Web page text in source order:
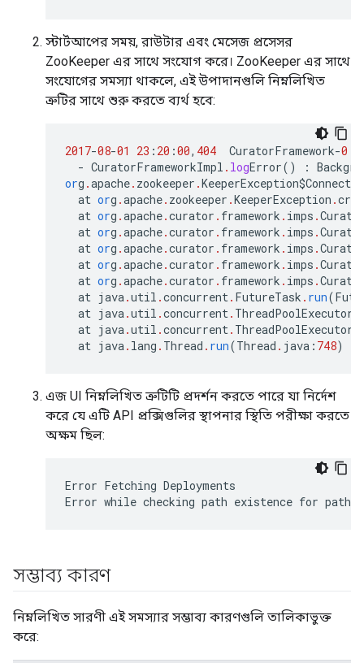
স্টার্টআপের সময়, রাউটার এবং মেসেজ প্রসেসর
ZooKeeper এর সাথে সংযোগ করে। ZooKeeper এর সাথে
সংযোগের সমস্যা থাকলে, এই উপাদানগুলি নিম্নলিখিত
ত্রুটির সাথে শুরু করতে ব্যর্থ হবে:
2017-08-01 23 : 20 :00, 404 CuratorFramework-0
- CuratorFrameworkImpl . logError() :
org .apache. zookeeper .
at org .apache. zookeeper .KeeperException .
at org .apache.curator . framework . imps .
at org .apache.curator . framework . imps .
at org .apache.curator . framework . imps .
at org .apache.curator . framework . imps .
at org .apache.curator . framework . imps .
at java.util .concurrent. FutureTask . run(
at java.util .concurrent. ThreadPoolExecutor
at java.util .concurrent.
at java. lang . Thread . run(Thread . java : 748)
এজ UI নিম্নলিখিত ত্রুটিটি প্রদর্শন করতে পারে যা নির্দেশ
করে যে এটি API প্রক্সিগুলির স্থাপনার স্থিতি পরীক্ষা করতে
অক্ষম ছিল:
Error Fetching Deployments
Error while checking path existence for path:
সম্ভাব্য কারণ
নিম্নলিখিত সারণী এই সমস্যার সম্ভাব্য কারণগুলি তালিকাভুক্ত
করে: